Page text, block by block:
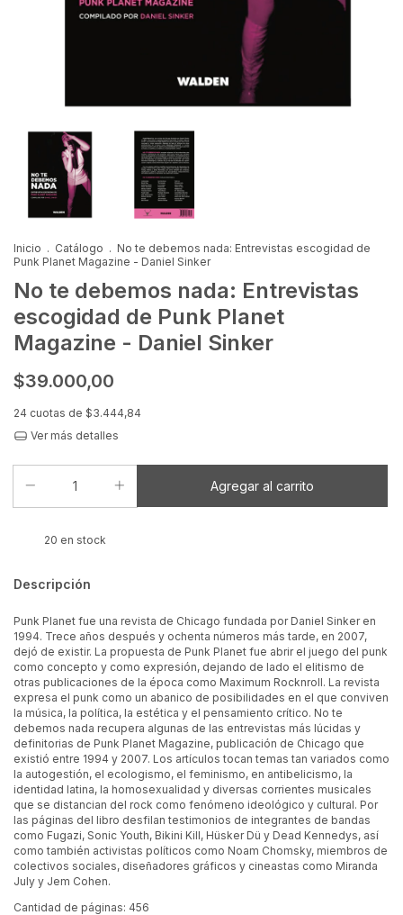
Inicio . Catálogo . No te debemos nada: Entrevistas escogidad de
Punk Planet Magazine - Daniel Sinker
No te debemos nada: Entrevistas
escogidad de Punk Planet
Magazine - Daniel Sinker
$39.000,00
24 cuotas de $3.444,84
Ver más detalles
20 en stock
Descripción
Punk Planet fue una revista de Chicago fundada por Daniel Sinker en
1994. Trece años después y ochenta números más tarde, en 2007,
dejó de existir. La propuesta de Punk Planet fue abrir el juego del punk
como concepto y como expresión, dejando de lado el elitismo de
otras publicaciones de la época como Maximum Rocknroll. La revista
expresa el punk como un abanico de posibilidades en el que conviven
la música, la política, la estética y el pensamiento crítico. No te
debemos nada recupera algunas de las entrevistas más lúcidas y
definitorias de Punk Planet Magazine, publicación de Chicago que
existió entre 1994 y 2007. Los artículos tocan temas tan variados como
la autogestión, el ecologismo, el feminismo, en antibelicismo, la
identidad latina, la homosexualidad y diversas corrientes musicales
que se distancian del rock como fenómeno ideológico y cultural. Por
las páginas del libro desfilan testimonios de integrantes de bandas
como Fugazi, Sonic Youth, Bikini Kill, Hüsker Dü y Dead Kennedys, así
como también activistas políticos como Noam Chomsky, miembros de
colectivos sociales, diseñadores gráficos y cineastas como Miranda
July y Jem Cohen.
Cantidad de páginas: 456